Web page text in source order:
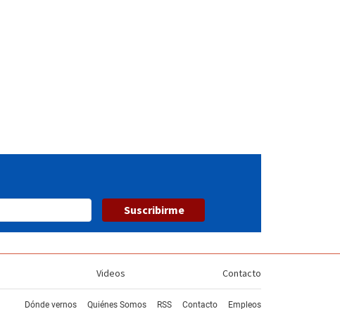
Suscribirme
Videos Contacto
Dónde vernos Quiénes Somos RSS Contacto Empleos